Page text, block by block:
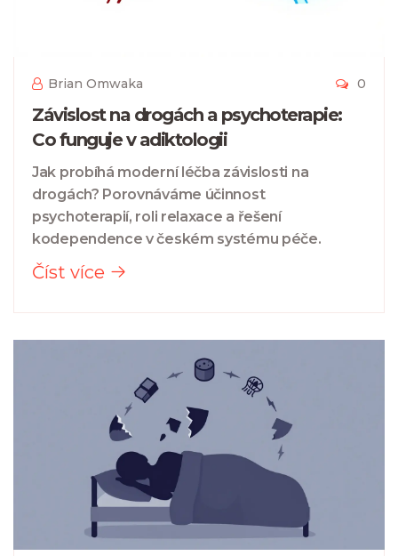
Brian Omwaka 0
Závislost na drogách a psychoterapie:
Co funguje v adiktologii
Jak probíhá moderní léčba závislosti na
drogách? Porovnáváme účinnost
psychoterapií, roli relaxace a řešení
kodependence v českém systému péče.
Číst více